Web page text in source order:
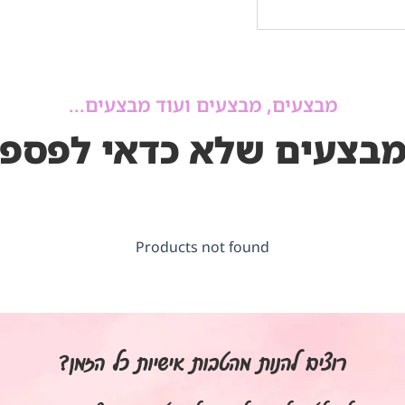
מבצעים, מבצעים ועוד מבצעים...
שלא כדאי
Products not found
רוצים להנות מהטבות אישיות כל הזמן?